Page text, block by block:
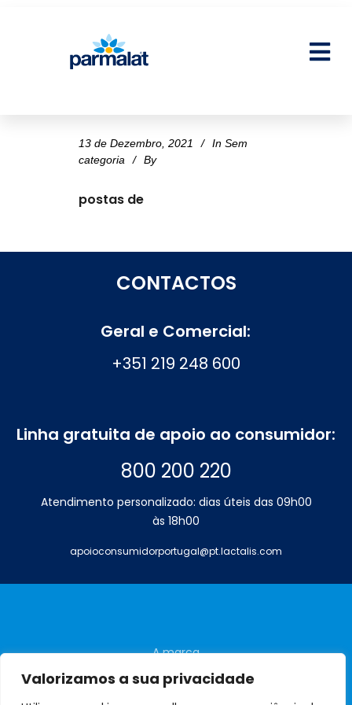
Valorizamos a sua privacidade
13 de Dezembro, 2021 In Sem
categoria
By
postas de
CONTACTOS
Geral e Comercial:
+351 219 248 600
Linha gratuita de apoio ao consumidor:
800 200 220
Atendimento personalizado: dias úteis das 09h00
às 18h00
apoioconsumidorportugal@pt.lactalis.com
A marca
Perguntas frequentes
Contactos